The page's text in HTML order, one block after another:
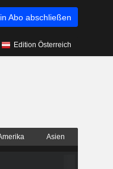
Abo abschließen
Edition Österreich
Asien